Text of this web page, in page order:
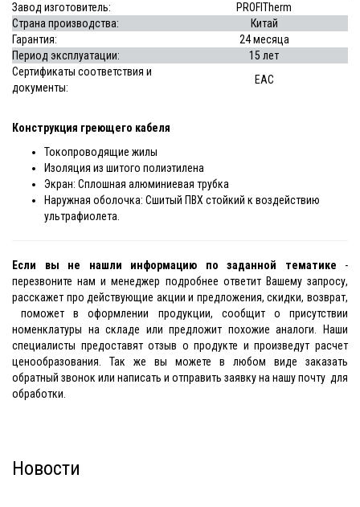
Завод изготовитель:
PROFITherm
Страна производства:
Китай
Гарантия:
24 месяца
Период эксплуатации:
15 лет
Сертификаты соответствия и
документы:
EAC
Конструкция греющего кабеля
Токопроводящие жилы
Изоляция из шитого полиэтилена
Экран: Сплошная алюминиевая трубка
Наружная оболочка: Сшитый ПВХ стойкий к воздействию
ультрафиолета.
Если вы не нашли информацию по заданной тематике -
перезвоните нам и менеджер подробнее ответит Вашему запросу,
расскажет про действующие акции и предложения, скидки, возврат,
поможет в оформлении продукции, сообщит о присутствии
номенклатуры на складе или предложит похожие аналоги. Наши
специалисты предоставят отзыв о продукте и произведут расчет
ценообразования. Так же вы можете в любом виде заказать
обратный звонок или написать и отправить заявку на нашу почту для
обработки.
Новости